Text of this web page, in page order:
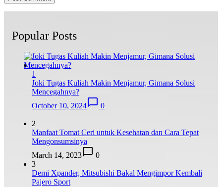
Popular Posts
1
Joki Tugas Kuliah Makin Menjamur, Gimana Solusi
Mencegahnya?
October 10, 2024
0
2
Manfaat Tomat Ceri untuk Kesehatan dan Cara Tepat
Mengonsumsinya
March 14, 2023
0
3
Demi Xpander, Mitsubishi Bakal Mengimpor Kembali
Pajero Sport